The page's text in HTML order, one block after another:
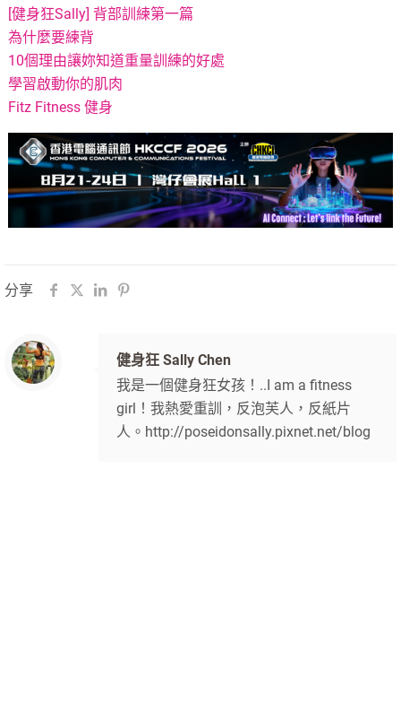
[健身狂Sally] 背部訓練第一篇
為什麼要練背
10個理由讓妳知道重量訓練的好處
學習啟動你的肌肉
Fitz Fitness 健身
分享
健身狂 Sally Chen
我是一個健身狂女孩！..I am a fitness
girl！我熱愛重訓，反泡芙人，反紙片
人。http://poseidonsally.pixnet.net/blog